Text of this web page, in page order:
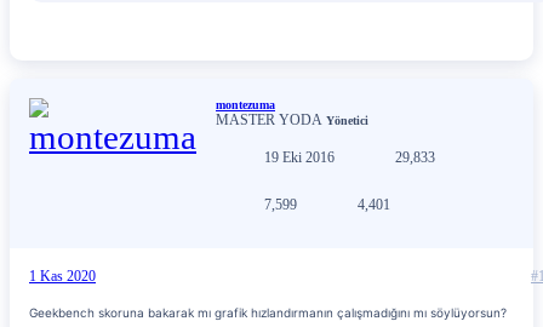
montezuma
MASTER YODA Yönetici
19 Eki 2016 29,833
7,599 4,401
1 Kas 2020
Geekbench skoruna bakarak mı grafik hızlandırmanın çalışmadığını mı söylüyorsun?